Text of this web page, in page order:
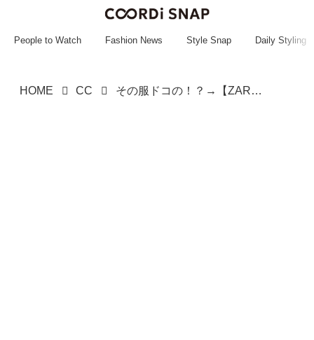
~~~~~~~~~~~
People to Watch Fashion News Style Snap Daily Styling
HOME CC その服ドコの！？→【ZARA】なんです！ クシュッと可愛い♡「センス100点トップス」